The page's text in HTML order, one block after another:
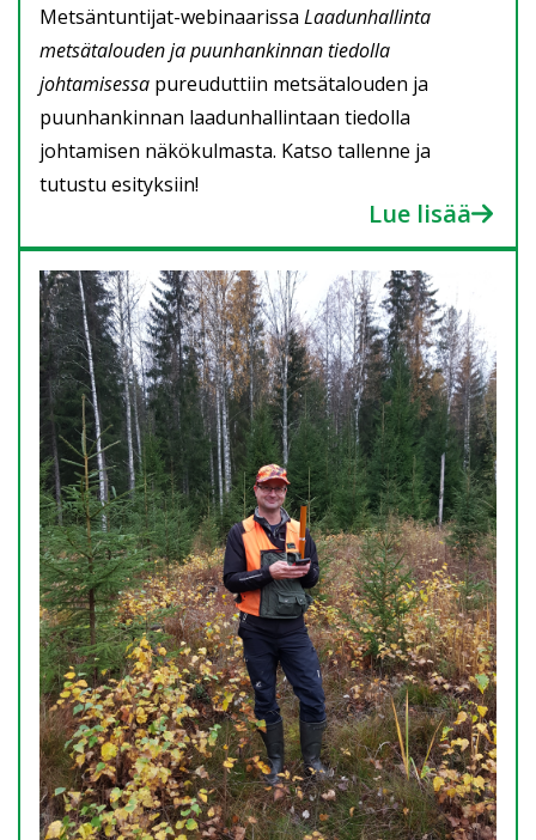
Metsäntuntijat-webinaarissa Laadunhallinta
metsätalouden ja puunhankinnan tiedolla
johtamisessa pureuduttiin metsätalouden ja
puunhankinnan laadunhallintaan tiedolla
johtamisen näkökulmasta. Katso tallenne ja
tutustu esityksiin!
Lue lisää